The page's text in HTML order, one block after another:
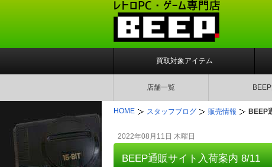
買取対象アイテム
店舗一覧
HOME スタッフブログ 販売情報 BEEP
2022年08月11日 木曜日
BEEP通販サイト入荷案内 8/11